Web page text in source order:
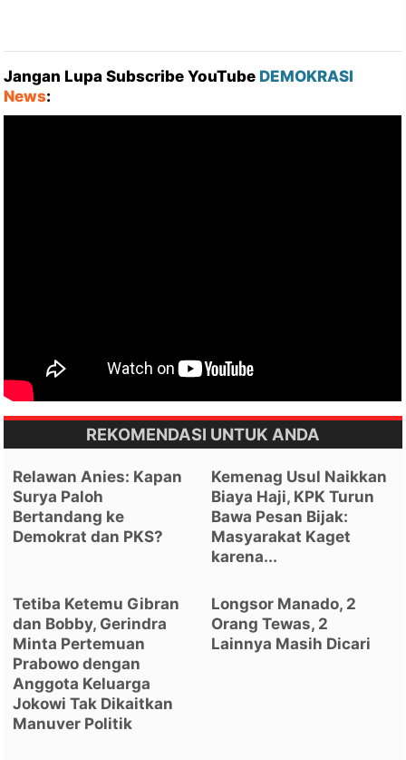
Jangan Lupa Subscribe YouTube DEMOKRASI
News:
REKOMENDASI UNTUK ANDA
Relawan Anies: Kapan
Surya Paloh
Bertandang ke
Demokrat dan PKS?
Kemenag Usul Naikkan
Biaya Haji, KPK Turun
Bawa Pesan Bijak:
Masyarakat Kaget
karena...
Tetiba Ketemu Gibran
dan Bobby, Gerindra
Minta Pertemuan
Prabowo dengan
Anggota Keluarga
Jokowi Tak Dikaitkan
Manuver Politik
Longsor Manado, 2
Orang Tewas, 2
Lainnya Masih Dicari